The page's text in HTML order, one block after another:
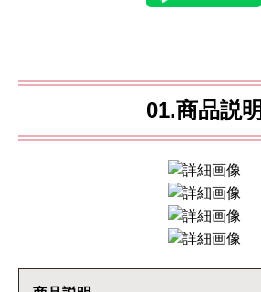
01.商品説明